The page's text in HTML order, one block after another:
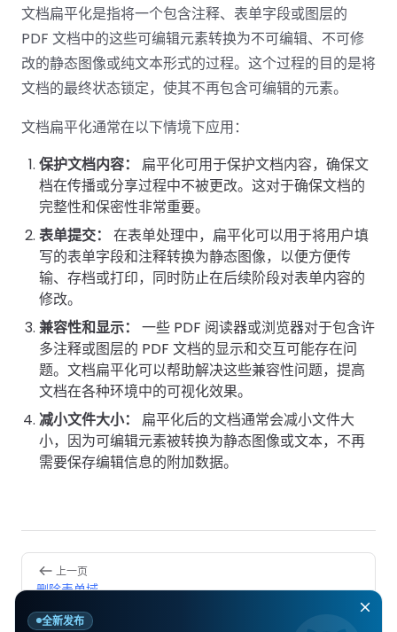
C++
SDK
PHP
SDK
Python
SDK
React
Native
SDK
免费试用: 立即获取您的 30 天免费试用许可证。
完整功能清单
中小企业支
持:
为初创公司和团队提供可负担且合理的价
格。
服务器端
Java
指南
.NET 指
南
C 指南
C++ 指
南
PHP 指
Python
指南
Node.js
指南
Android
指南
Flutter 指
南
iOS 指南
React
南
全新发布
文档扁平化是指将一个包含注释、表单字段或图层的
PDF 文档中的这些可编辑元素转换为不可编辑、不可修
改的静态图像或纯文本形式的过程。这个过程的目的是将
文档的最终状态锁定，使其不再包含可编辑的元素。
文档扁平化通常在以下情境下应用：
保护文档内容：
扁平化可用于保护文档内容，确保文
档在传播或分享过程中不被更改。这对于确保文档的
完整性和保密性非常重要。
表单提交：
在表单处理中，扁平化可以用于将用户填
写的表单字段和注释转换为静态图像，以便方便传
输、存档或打印，同时防止在后续阶段对表单内容的
修改。
兼容性和显示：
一些 PDF 阅读器或浏览器对于包含许
多注释或图层的 PDF 文档的显示和交互可能存在问
题。文档扁平化可以帮助解决这些兼容性问题，提高
文档在各种环境中的可视化效果。
减小文件大小：
扁平化后的文档通常会减小文件大
小，因为可编辑元素被转换为静态图像或文本，不再
需要保存编辑信息的附加数据。
Pager上一页
删除表单域